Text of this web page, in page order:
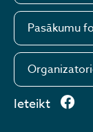
Pasākumu
Ieteikt